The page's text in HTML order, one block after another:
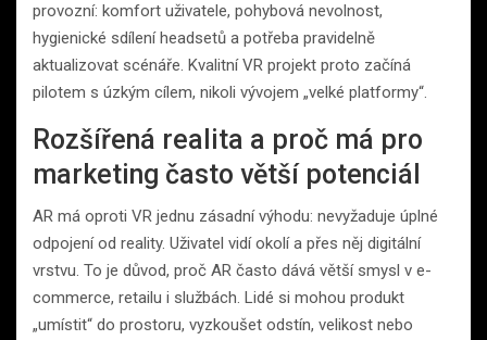
provozní: komfort uživatele, pohybová nevolnost,
hygienické sdílení headsetů a potřeba pravidelně
aktualizovat scénáře. Kvalitní VR projekt proto začíná
pilotem s úzkým cílem, nikoli vývojem „velké platformy“.
Rozšířená realita a proč má pro
marketing často větší potenciál
AR má oproti VR jednu zásadní výhodu: nevyžaduje úplné
odpojení od reality. Uživatel vidí okolí a přes něj digitální
vrstvu. To je důvod, proč AR často dává větší smysl v e-
commerce, retailu i službách. Lidé si mohou produkt
„umístit“ do prostoru, vyzkoušet odstín, velikost nebo